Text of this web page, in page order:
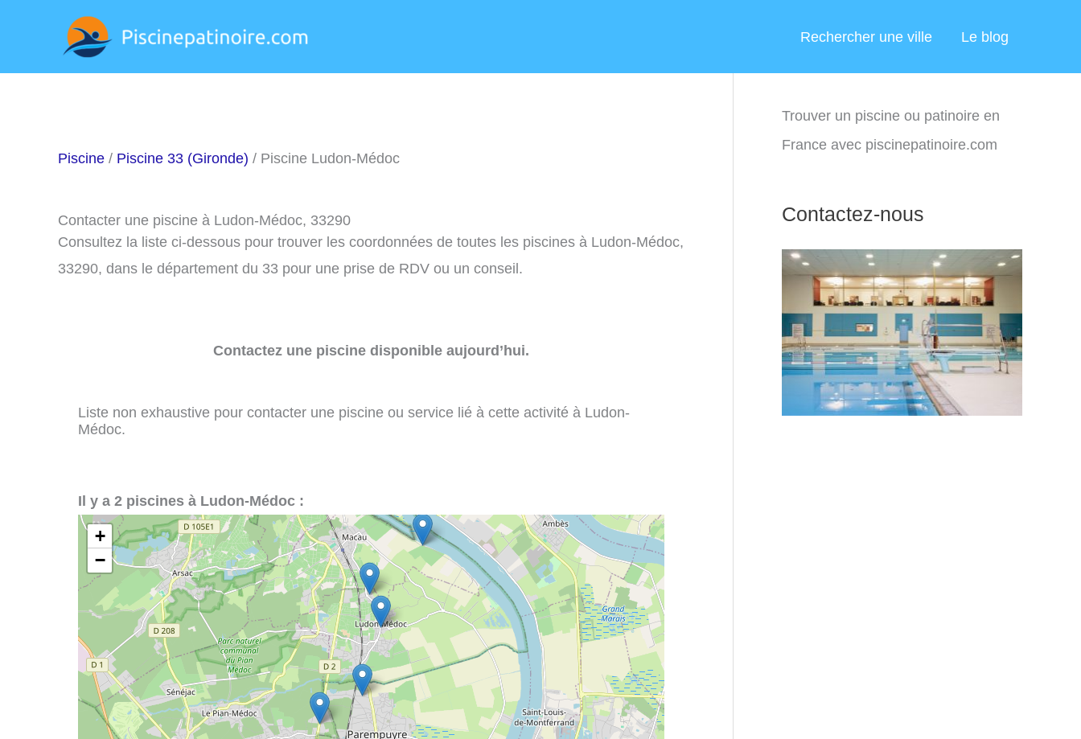
Rechercher une ville Le blog
Piscine / Piscine 33 (Gironde) / Piscine Ludon-Médoc
Contacter une piscine à Ludon-Médoc, 33290
Consultez la liste ci-dessous pour trouver les coordonnées de toutes les piscines à Ludon-Médoc,
33290, dans le département du 33 pour une prise de RDV ou un conseil.
Contactez une piscine disponible aujourd’hui.
Liste non exhaustive pour contacter une piscine ou service lié à cette activité à Ludon-
Médoc.
Il y a 2 piscines à Ludon-Médoc :
+
−
Trouver un piscine ou patinoire en
France avec piscinepatinoire.com
Contactez-nous